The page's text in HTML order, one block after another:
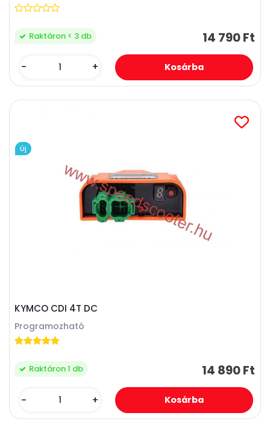
14 790 Ft
Raktáron < 3 db
- +
KYMCO CDI 4T DC
Programozható
14 890 Ft
Raktáron 1 db
- +
Új